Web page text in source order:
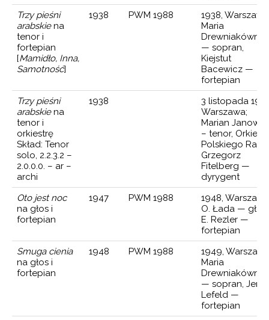
IN TRE MOVIMENTI
SMYCZKI, TRĄBKI I PERKUSJĘ
SKRZYPCE I FORTEPIAN
NA ORKIESTRĘ KAMERALNĄ
(BALET)
KRÓLA ARTURA (OPERA RADIOWA)
FORTEPIAN
NA SKRZYPCE I FORTEPIAN
HARFĘ I PERKUSJĘ
Trzy pieśni
arabskiena
tenor i
fortepian
[Mamidło, Inna,
Samotność]
1938 PWM 1988
1938,
Maria
Drewniakówna
— sopran,
Kiejstut
Bacewicz —
fortepian
Trzy pieśni
arabskiena
tenor i
orkiestrę
Skład: Tenor
solo, 2.2.3.2 –
2.0.0.0. – ar –
archi
1938
3 listopada
Warszawa;
Marian
– tenor,
Polskiego
Grzegorz
Fitelberg —
dyrygent
Oto jest noc
na głos i
fortepian
1947 PWM 1988
1948,
O. Łada — głos,
E. Rezler —
fortepian
Smuga cienia
na głos i
fortepian
1948 PWM 1988
1949,
Maria
Drewniakówna
— sopran, Jerzy
Lefeld —
fortepian